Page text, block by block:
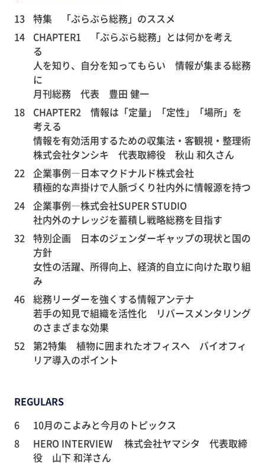
13 特集 「ぶらぶら総務」のススメ
14
CHAPTER1 「ぶらぶら総務」とは何かを考え
る
人を知り、自分を知ってもらい 情報が集まる総務
に
月刊総務 代表 豊田 健一
18
CHAPTER2 情報は「定量」「定性」「場所」を
考える
情報を有効活用するための収集法・客観視・整理術
株式会社タンシキ 代表取締役 秋山 和久さん
22
企業事例―日本マクドナルド株式会社
積極的な声掛けで人脈づくり社内外に情報源を持つ
24 企業事例―株式会社SUPER STUDIO
社内外のナレッジを蓄積し戦略総務を目指す
32
特別企画 日本のジェンダーギャップの現状と国の
方針
女性の活躍、所得向上、経済的自立に向けた取り組
み
46 総務リーダーを強くする情報アンテナ
若手の知見で組織を活性化 リバースメンタリング
のさまざまな効果
52
第2特集 植物に囲まれたオフィスへ バイオフィ
リア導入のポイント
REGULARS
6
10月のこよみと今月のトピックス
8
HERO INTERVIEW 株式会社ヤマシタ 代表取締
役 山下 和洋さん